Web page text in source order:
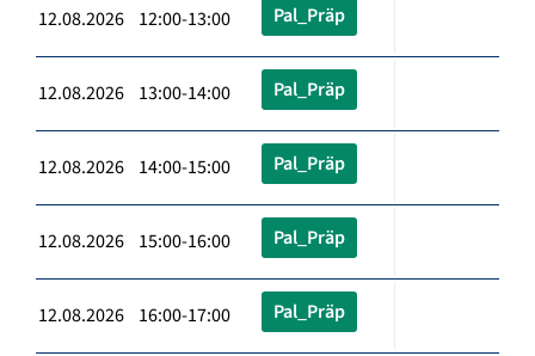
12.08.2026 12:00-13:00 Pal_Präp
12.08.2026 13:00-14:00 Pal_Präp
12.08.2026 14:00-15:00 Pal_Präp
12.08.2026 15:00-16:00 Pal_Präp
12.08.2026 16:00-17:00 Pal_Präp